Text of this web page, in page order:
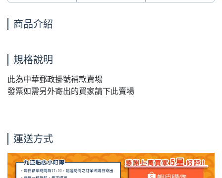
商品介紹
規格說明
此為中華郵政掛號補款賣場
發票如需另外寄出的買家請下此賣場
運送方式